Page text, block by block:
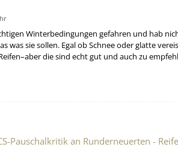
Winterbedingungen gefahren und hab
was sie sollen. Egal ob Schnee oder glatte
die sind echt gut und auch zu
Pauschalkritik an Runderneuerten -